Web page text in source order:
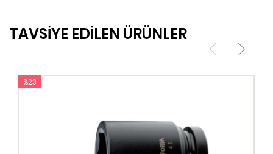
TAVSİYE EDİLEN ÜRÜNLER
%23